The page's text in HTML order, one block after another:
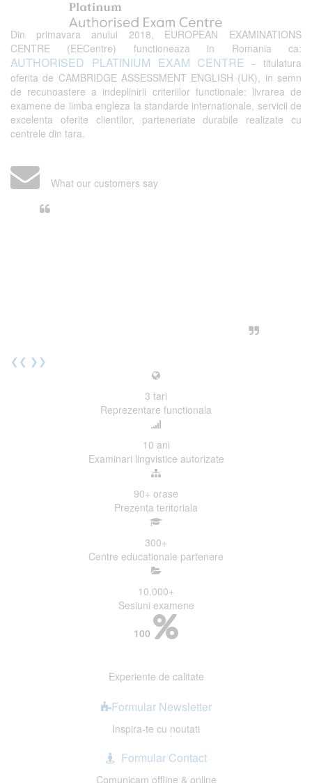
Din primavara anului 2018, EUROPEAN EXAMINATIONS
CENTRE (EECentre) functioneaza in Romania ca:
AUTHORISED PLATINIUM EXAM CENTRE - titulatura
oferita de CAMBRIDGE ASSESSMENT ENGLISH (UK), in semn
de recunoastere a indeplinirii criteriilor functionale: livrarea de
examene de limba engleza la standarde internationale, servicii de
excelenta oferite clientilor, parteneriate durabile realizate cu
centrele din tara.
What our customers say
❮❮ ❯❯
3 tari
Reprezentare functionala
10 ani
Examinari lingvistice autorizate
90+ orase
Prezenta teritoriala
300+
Centre educationale partenere
10.000+
Sesiuni examene
100
Experiente de calitate
Formular Newsletter
Inspira-te cu noutati
Formular Contact
Comunicam offline & online